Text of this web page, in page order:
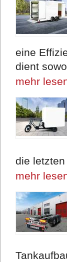
eine
dient
mehr
die
mehr